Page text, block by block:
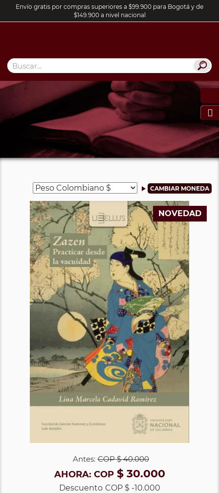
Envío gratis por compras superiores a $99.900 para Bogotá y de
$149.900 a nivel nacional

NOVEDAD
Antes: COP$ 40.000
AHORA: COP$ 30.000
Descuento COP $ -10.000